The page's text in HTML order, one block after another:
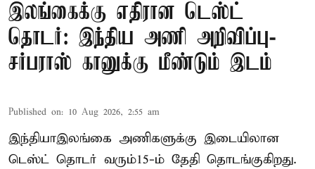
இலங்கைக்கு எதிரான டெஸ்ட்
தொடர்: இந்திய அணி அறிவிப்பு-
சர்பராஸ் கானுக்கு மீண்டும் இடம்
Published on: 10 Aug 2026, 2:55 am
இந்தியா–இலங்கை அணிகளுக்கு இடையிலான
டெஸ்ட் தொடர் வரும்15-ம் தேதி தொடங்குகிறது.